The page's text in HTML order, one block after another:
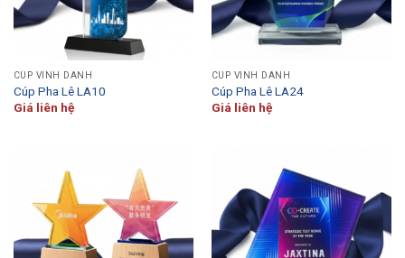
CÚP VINH DANH
Cúp Pha Lê LA10
Giá liên hệ
CÚP VINH DANH
Cúp Pha Lê LA24
Giá liên hệ